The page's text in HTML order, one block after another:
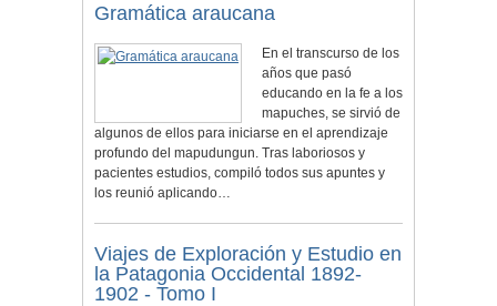
Gramática araucana
En el transcurso de los
años que pasó
educando en la fe a los
mapuches, se sirvió de
algunos de ellos para iniciarse en el aprendizaje
profundo del mapudungun. Tras laboriosos y
pacientes estudios, compiló todos sus apuntes y
los reunió aplicando…
Viajes de Exploración y Estudio en
la Patagonia Occidental 1892-
1902 - Tomo I